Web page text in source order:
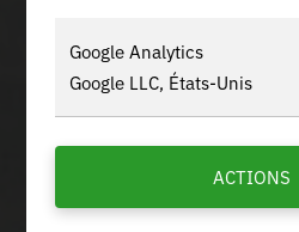
Google Analytics
Google LLC, États-Unis
ACTIONS